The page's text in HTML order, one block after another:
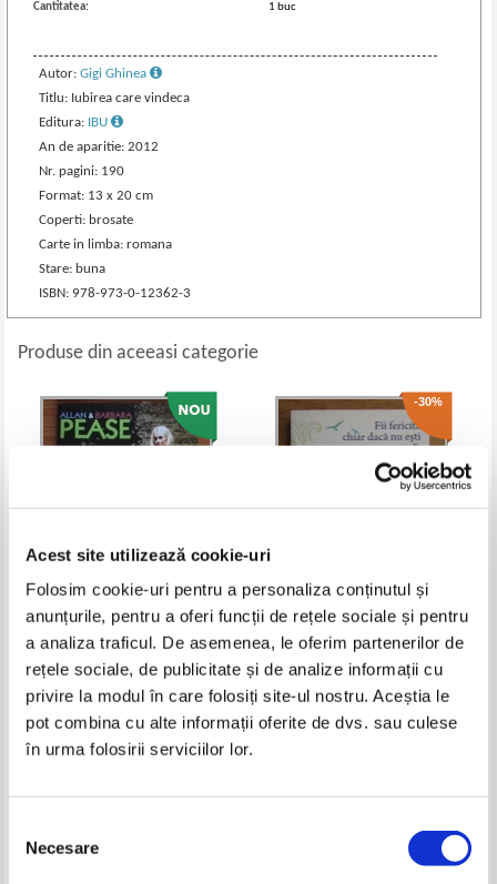
Acest site utilizează cookie-uri
Folosim cookie-uri pentru a personaliza conținutul și
anunțurile, pentru a oferi funcții de rețele sociale și pentru
a analiza traficul. De asemenea, le oferim partenerilor de
rețele sociale, de publicitate și de analize informații cu
privire la modul în care folosiți site-ul nostru. Aceștia le
pot combina cu alte informații oferite de dvs. sau culese
în urma folosirii serviciilor lor.
consimțământului
Necesare
Cantitatea:
1 buc
Autor:Gigi Ghinea
Titlu: Iubirea care vindeca
Editura: IBU
An de aparitie: 2012
Nr. pagini: 190
Format: 13 x 20 cm
Coperti: brosate
Carte in limba: romana
Stare: buna
ISBN: 978-973-0-12362-3
Produse din aceeasi categorie
Allan si Barbara Pease - Abilitati
14,00 Lei
Adaugă în coș
-30%
Alice D. Domar - Fii fericita chiar
daca nu esti perfecta. Cum sa te
eliberezi de iluzia perfectiunii
Lei
Adaugă în coș